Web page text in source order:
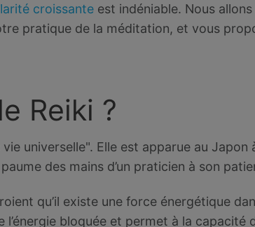
croissanteest indéniable. Nous
pratique de la méditation, et vous
Reiki ?
universelle". Elle est apparue au
des mains d’un praticien à son
qu’il existe une force énergétique
l’énergie bloquée et permet à la capacité